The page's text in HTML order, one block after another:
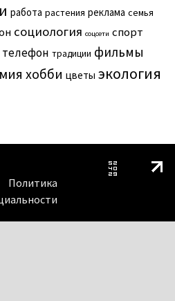
работа растения реклама семья
социология соцсети спорт
телефон традиции фильмы
хобби цветы экология
Политика